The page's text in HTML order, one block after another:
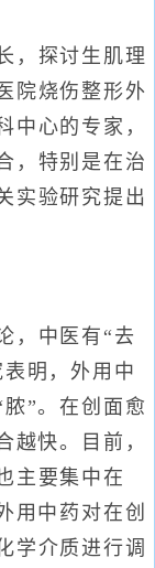
，探讨生肌理
院烧伤整形外
中心的专家，
，特别是在治
实验研究提出
中医有“去
明，外用中
”。在创面愈
越快。目前，
主要集中在
用中药对在创
学介质进行调